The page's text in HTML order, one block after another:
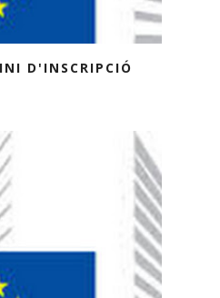
D'INSCRIPCIÓ